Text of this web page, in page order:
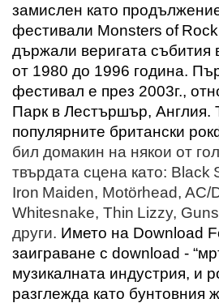
замислен като
фестивали Monsters of Rock
държали веригата събития
от 1980 до 1996 година.
фестивал е през 2003г.,
Парк в Лестършър, Англия.
популярните британски
бил домакин на някои от
твърдата сцена като: Black
Iron Maiden, Motörhead, AC/
Whitesnake, Thin Lizzy, Guns
други. Името на Download
заиграване с download -
музикалната индустрия, и
разглежда като бунтовния